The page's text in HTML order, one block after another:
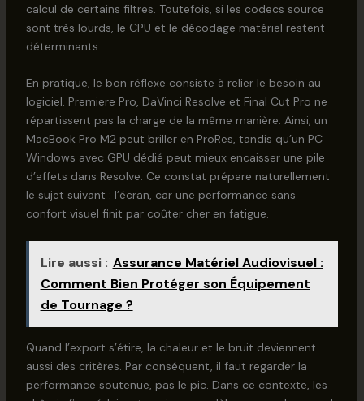
calcul de certains filtres. Toutefois, si les codecs source
sont très lourds, le CPU et le décodage matériel restent
déterminants.
En pratique, le bon réflexe consiste à relier le besoin au
logiciel. Premiere Pro, DaVinci Resolve et Final Cut Pro ne
répartissent pas la charge de la même manière. Ainsi, un
MacBook Pro M2 peut briller en ProRes, tandis qu’un PC
Windows avec GPU dédié peut mieux encaisser une pile
d’effets dans Resolve. Ce constat prépare naturellement
le sujet suivant : l’écran, car une performance sans
confort visuel finit par coûter cher en fatigue.
Lire aussi : Assurance Matériel Audiovisuel :
Comment Bien Protéger son Équipement
de Tournage ?
Quand l’export s’étire, la chaleur et le bruit deviennent
aussi des critères. Par conséquent, il faut regarder la
performance soutenue, pas le pic. Dans ce contexte, les